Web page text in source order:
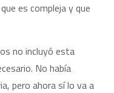
es compleja y que
no incluyó esta
No había
pero ahora sí lo va a